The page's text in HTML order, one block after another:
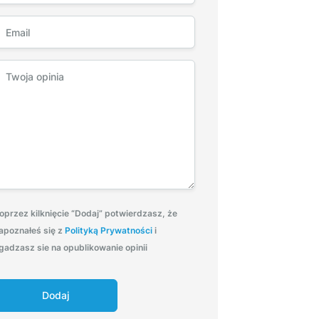
kilknięcie “Dodaj” potwierdzasz, że
się z Polityką Prywatnościi
sie na opublikowanie opinii
Dodaj